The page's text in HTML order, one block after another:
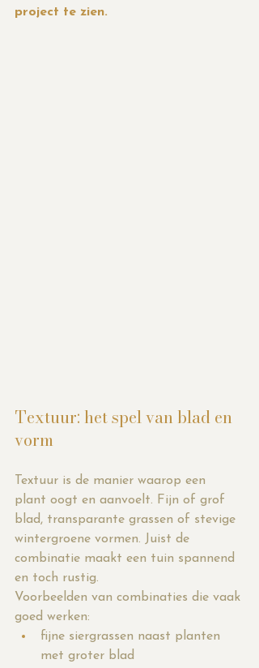
project te zien.
Textuur: het spel van blad en
vorm
Textuur is de manier waarop een
plant oogt en aanvoelt. Fijn of grof
blad, transparante grassen of stevige
wintergroene vormen. Juist de
combinatie maakt een tuin spannend
en toch rustig.
Voorbeelden van combinaties die vaak
goed werken:
fijne siergrassen naast planten
met groter blad